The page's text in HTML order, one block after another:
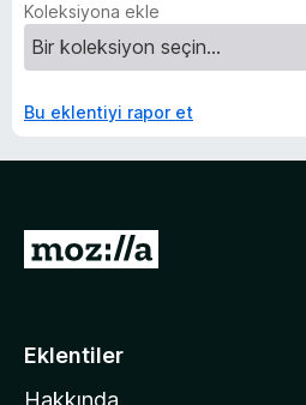
Koleksiyona ekle
Bu eklentiyi rapor et
M
i
Eklentiler
Hakkında